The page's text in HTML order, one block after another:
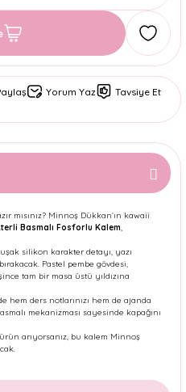
Yorum Yaz
Tavsiye Et
mısınız? Minnoş Dükkan’ın kawaii
Basmalı Fosforlu Kalem,
silikon karakter detayı, yazı
Pastel pembe gövdesi,
tam bir masa üstü yıldızına
hem ders notlarınızı hem de ajanda
mekanizması sayesinde kapağını
arıyorsanız, bu kalem Minnoş